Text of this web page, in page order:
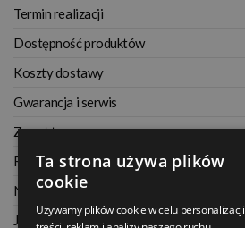
Termin realizacji
Dostępność produktów
Koszty dostawy
Gwarancja i serwis
Zwrot towaru
Regulamin
Najczęściej zadawane pytania
Jak kupować na raty
Ta strona używa plików
cookie
Używamy plików cookie w celu personalizacji